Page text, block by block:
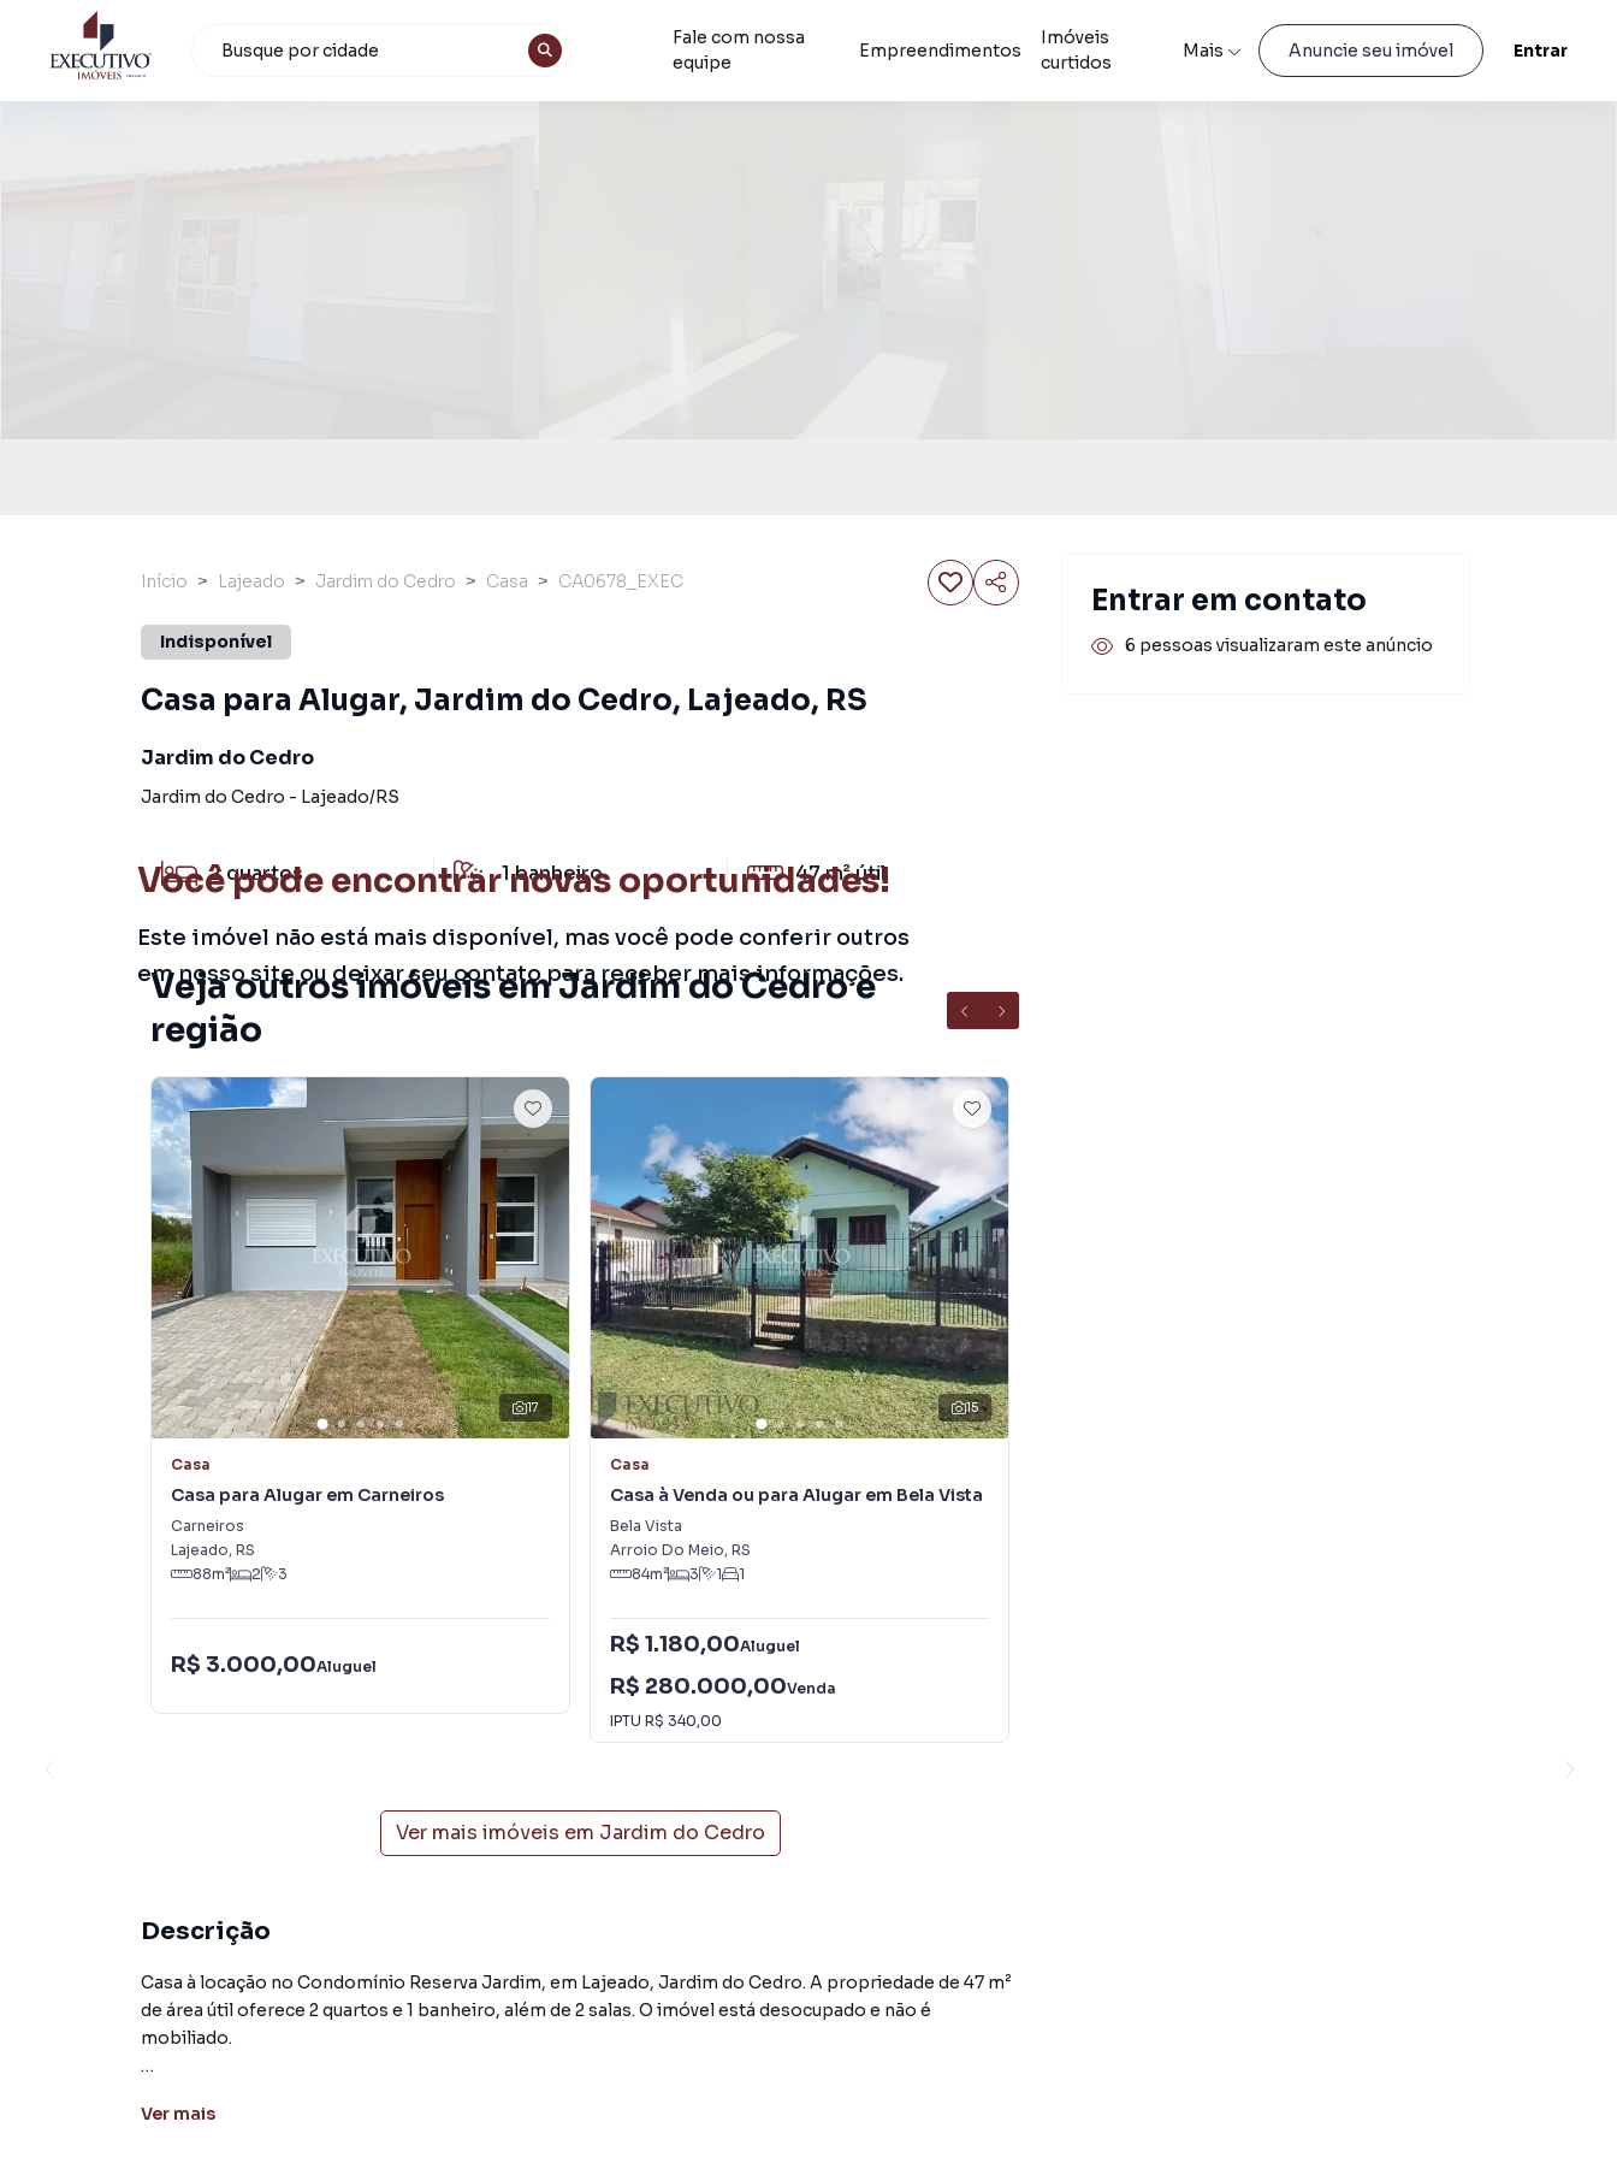
Fale com nossa
equipe
Empreendimentos
Imóveis
curtidos
Mais Anuncie seu imóvel Entrar
Você pode encontrar novas oportunidades!
Este imóvel não está mais disponível, mas você pode conferir outros
em nosso site ou deixar seu contato para receber mais informações.
Início Lajeado Jardim do Cedro Casa CA0678_EXEC
Indisponível
Casa para Alugar, Jardim do Cedro, Lajeado, RS
Jardim do Cedro
Jardim do Cedro - Lajeado/RS
2 quartos 1 banheiro 47 m²útil
Veja outros imóveis em Jardim do Cedro e
região
17
Casa
Casa para Alugar em Carneiros
Carneiros
Lajeado, RS
88m² 2 3
R$ 3.000,00Aluguel
15
Casa
Casa à Venda ou para Alugar em Bela Vista
Bela Vista
Arroio Do Meio, RS
84m² 3 1 1
R$ 1.180,00Aluguel
R$ 280.000,00Venda
IPTU R$ 340,00
Ver mais imóveis em Jardim do Cedro
Descrição
Casa à locação no Condomínio Reserva Jardim, em Lajeado, Jardim do Cedro. A propriedade de 47 m²
de área útil oferece 2 quartos e 1 banheiro, além de 2 salas. O imóvel está desocupado e não é
mobiliado.
condomínio, por sua vez, conta com churrasqueira, piscina, piscina para crianças, playground, salão de
Ver mais
Entrar em contato
6 pessoas visualizaram este anúncio